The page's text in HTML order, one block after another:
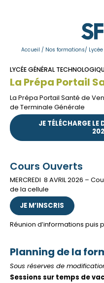
Accueil / Nos formations/
LYCÉE GÉNÉRAL
La Prépa Portail
La Prépa Portail Santé de
de Terminale Générale
JE TÉLÉCHARGE LE
Cours Ouverts
MERCREDI 8 AVRIL 2026 –
de la cellule
JE M’INSCRIS
Réunion d’informations puis
Planning de la
Sous réserves de
Sessions sur temps de